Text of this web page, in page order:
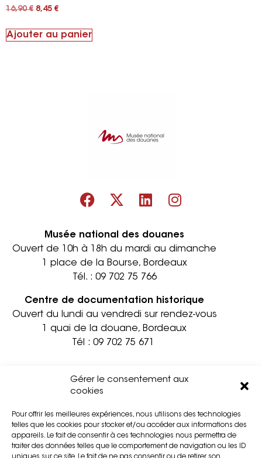
Gérer le consentement aux
cookies
Pour offrir les meilleures expériences, nous utilisons des technologies
telles que les cookies pour stocker et/ou accéder aux informations des
appareils. Le fait de consentir à ces technologies nous permettra de
traiter des données telles que le comportement de navigation ou les ID
16,90€ 8,45€
Ajouter au panier
Musée national des douanes
Ouvert de 10h à 18h du mardi au dimanche
1 place de la Bourse, Bordeaux
Tél. : 09 702 75 766
Centre de documentation historique
Ouvert du lundi au vendredi sur rendez-vous
1 quai de la douane, Bordeaux
Tél : 09 702 75 671
Accessibilité
Privatisation
Presse
Cookies
Plan du site